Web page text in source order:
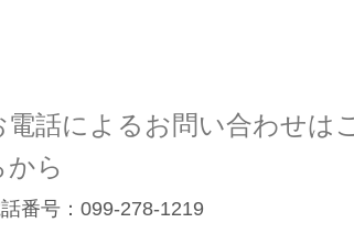
電話によるお問い合わせは
から
番号：099-278-1219